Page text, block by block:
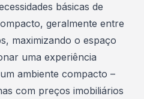
básicas de
geralmente entre
maximizando o espaço
uma experiência
ambiente compacto –
com preços imobiliários